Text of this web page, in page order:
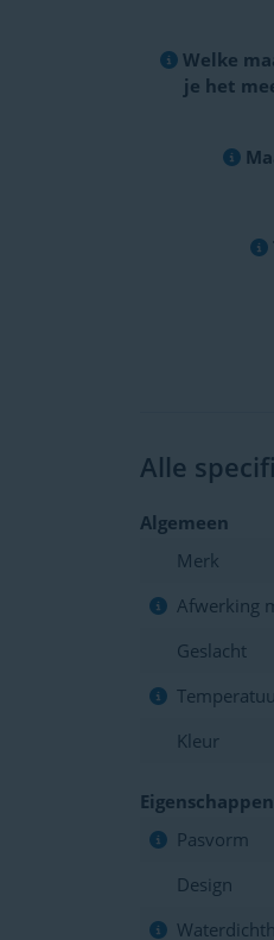
Welke
je het
Alle
Algemeen
Merk
Afwerking
Geslacht
Kleur
Eigenschappen
Pasvorm
Design